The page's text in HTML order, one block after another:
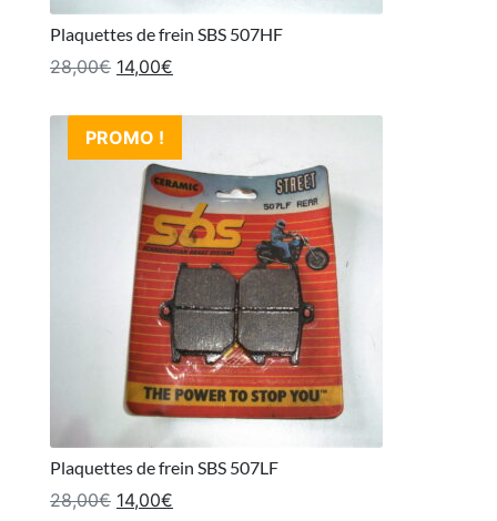
Plaquettes de frein SBS 507HF
28,00€ Le prix initial était : 28,00€.
14,00€
PROMO !
Plaquettes de frein SBS 507LF
28,00€ Le prix initial était : 28,00€.
14,00€